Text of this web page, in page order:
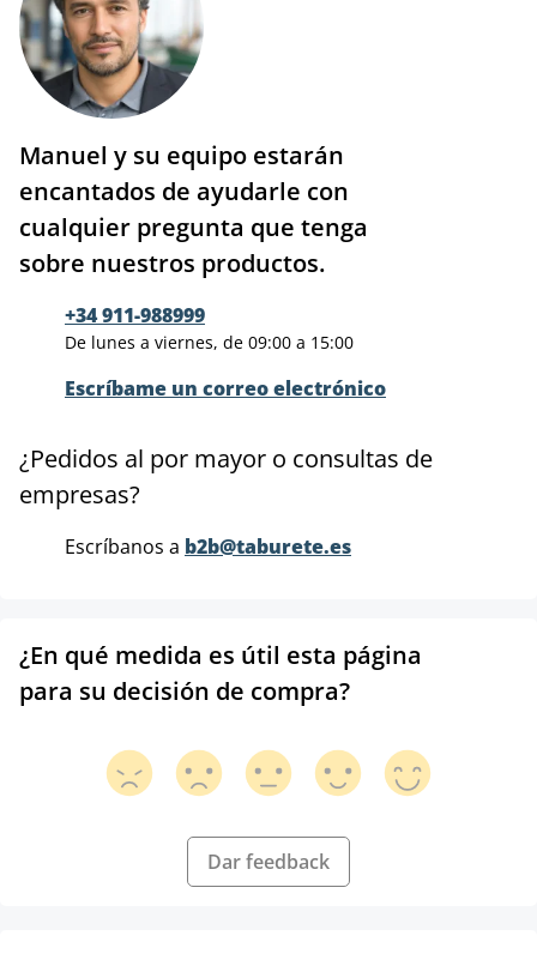
Manuel y su equipo estarán
encantados de ayudarle con
cualquier pregunta que tenga
sobre nuestros productos.
+34 911-988999
De lunes a viernes, de 09:00 a 15:00
Escríbame un correo electrónico
¿Pedidos al por mayor o consultas de
empresas?
Escríbanos a b2b@taburete.es
¿En qué medida es útil esta página
para su decisión de compra?
Dar feedback